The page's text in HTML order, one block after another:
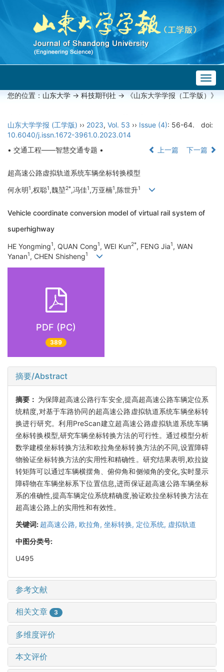
您的位置： 山东大学 -> 科技期刊社 -> 《山东大学学报（工学版）》
山东大学学报 (工学版) ›› 2023, Vol. 53 ›› Issue (4): 56-64.
doi:
10.6040/j.issn.1672-3961.0.2023.014
• 交通工程——智慧交通专题 •
上一篇 下一篇
超高速公路虚拟轨道系统车辆坐标转换模型
何永明1,权聪1,魏堃2*,冯佳1,万亚楠1,陈世升1
Vehicle coordinate conversion model of virtual rail system of
superhighway
HE Yongming1, QUAN Cong1, WEI Kun2*, FENG Jia1, WAN
Yanan1, CHEN Shisheng1
PDF (PC)
389
摘要/Abstract
摘要： 为保障超高速公路行车安全,提高超高速公路车辆定位系
统精度,对基于车路协同的超高速公路虚拟轨道系统车辆坐标转
换进行研究。利用PreScan建立超高速公路虚拟轨道系统车辆
坐标转换模型,研究车辆坐标转换方法的可行性。通过模型分析
数学建模坐标转换方法和欧拉角坐标转换方法的不同,设置障碍
物验证坐标转换方法的实用性和精确性。研究结果表明,欧拉旋
转矩阵可以通过车辆横摆角、俯仰角和侧倾角的变化,实时显示
障碍物在车辆坐标系下位置信息,进而保证超高速公路车辆坐标
系的准确性,提高车辆定位系统精确度,验证欧拉坐标转换方法在
超高速公路上的实用性和有效性。
关键词: 超高速公路, 欧拉角, 坐标转换, 定位系统, 虚拟轨道
中图分类号:
U495
参考文献
相关文章 3
多维度评价
本文评价